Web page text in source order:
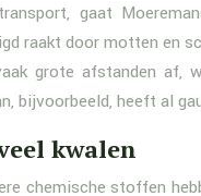
gaat
raakt door motten en
grote afstanden af,
bijvoorbeeld, heeft al
kwalen
chemische stoffen